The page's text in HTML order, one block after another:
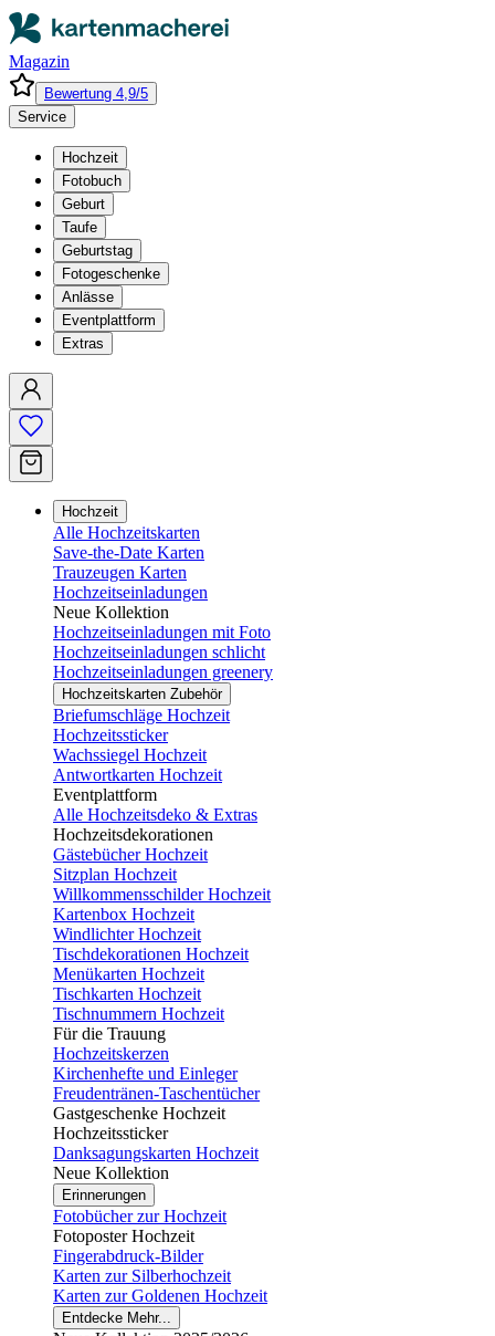
Magazin
Bewertung 4,9/5
Service
Hochzeit
Fotobuch
Geburt
Taufe
Geburtstag
Fotogeschenke
Anlässe
Eventplattform
Extras
Hochzeit
Alle Hochzeitskarten
Save-the-Date Karten
Trauzeugen Karten
Hochzeitseinladungen
Neue Kollektion
Hochzeitseinladungen mit Foto
Hochzeitseinladungen schlicht
Hochzeitseinladungen greenery
Hochzeitskarten Zubehör
Briefumschläge Hochzeit
Hochzeitssticker
Wachssiegel Hochzeit
Antwortkarten Hochzeit
Eventplattform
Alle Hochzeitsdeko & Extras
Hochzeitsdekorationen
Gästebücher Hochzeit
Sitzplan Hochzeit
Willkommensschilder Hochzeit
Kartenbox Hochzeit
Windlichter Hochzeit
Tischdekorationen Hochzeit
Menükarten Hochzeit
Tischkarten Hochzeit
Tischnummern Hochzeit
Für die Trauung
Hochzeitskerzen
Kirchenhefte und Einleger
Freudentränen-Taschentücher
Gastgeschenke Hochzeit
Hochzeitssticker
Danksagungskarten Hochzeit
Neue Kollektion
Erinnerungen
Fotobücher zur Hochzeit
Fotoposter Hochzeit
Fingerabdruck-Bilder
Karten zur Silberhochzeit
Karten zur Goldenen Hochzeit
Entdecke Mehr...